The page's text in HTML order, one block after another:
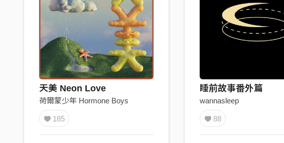
天美 Neon Love
荷爾蒙少年 Hormone Boys
185
睡前故事番外篇
wannasleep
88